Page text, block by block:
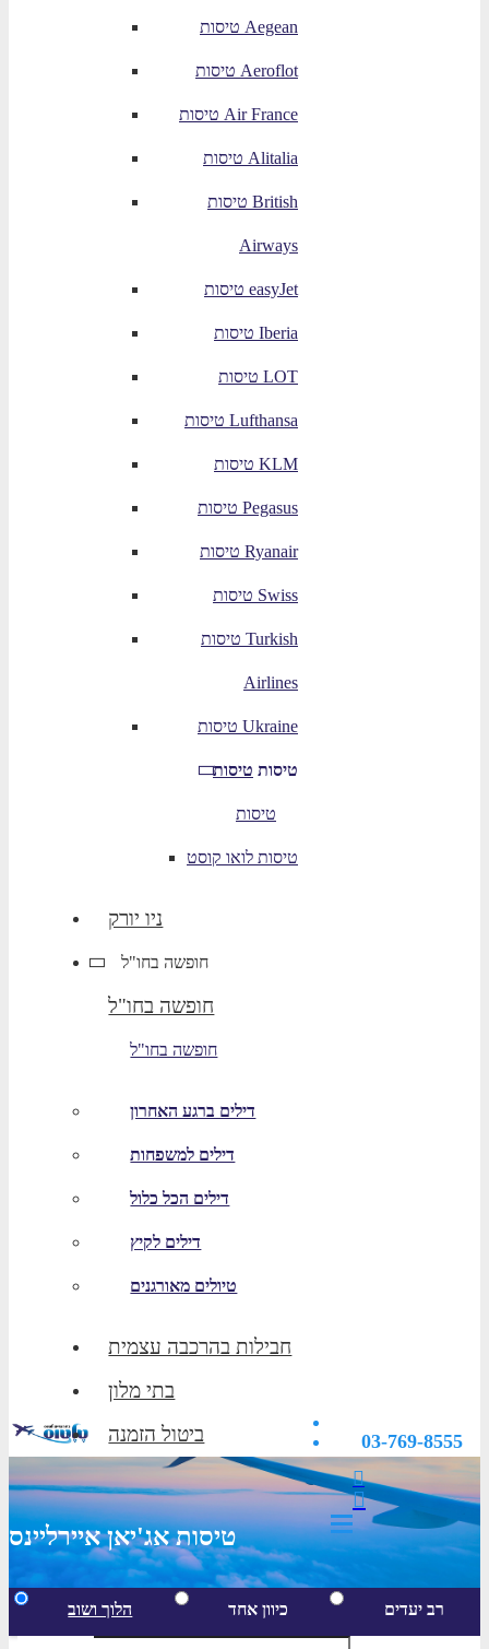
טיסות Aegean
טיסות Aeroflot
טיסות Air France
טיסות Alitalia
טיסות British
Airways
טיסות easyJet
טיסות Iberia
טיסות LOT
טיסות Lufthansa
טיסות KLM
טיסות Pegasus
טיסות Ryanair
טיסות Swiss
טיסות Turkish
Airlines
טיסות Ukraine
טיסות טיסות
טיסות
טיסות לואו קוסט
ניו יורק
חופשה בחו"ל
חופשה בחו"ל
חופשה בחו"ל
דילים ברגע האחרון
דילים למשפחות
דילים הכל כלול
דילים לקיץ
טיולים מאורגנים
חבילות בהרכבה עצמית
בתי מלון
ביטול הזמנה
03-769-8555
טיסות אג'יאן איירליינס
הלוך ושוב כיוון אחד רב יעדים